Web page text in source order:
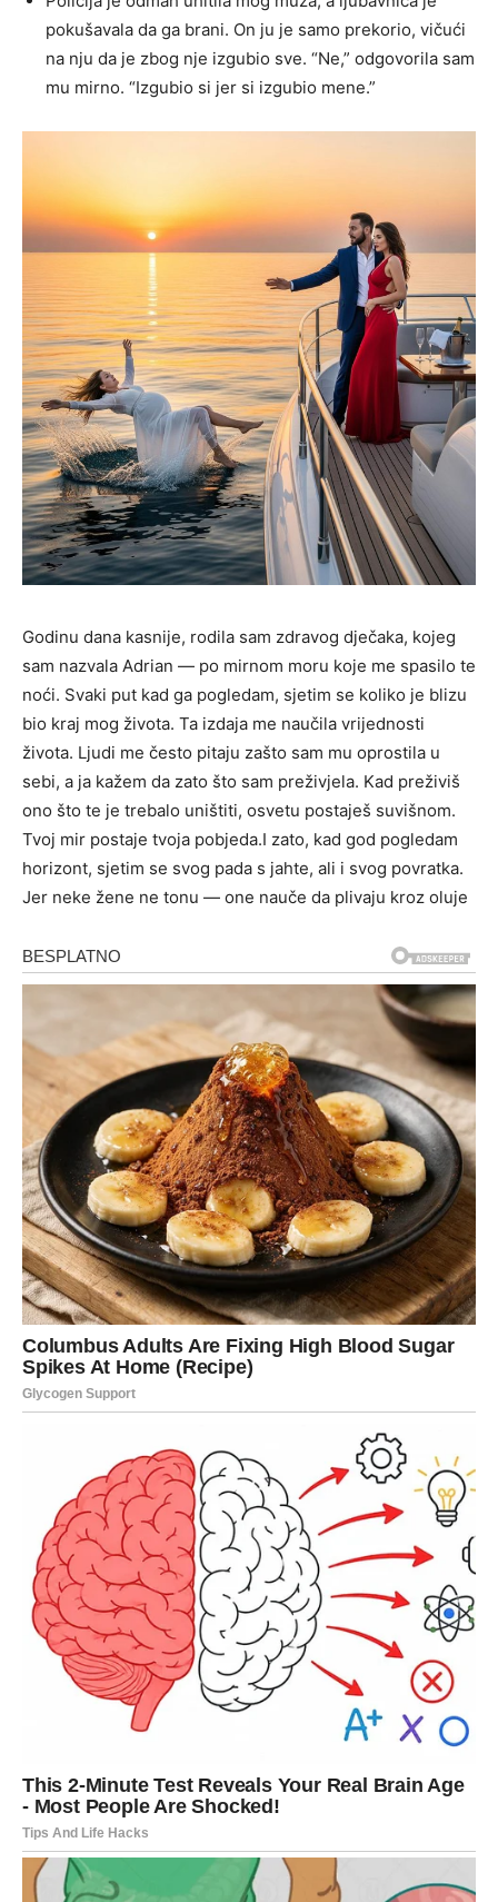
pokušavala da ga brani. On ju je samo prekorio, vičući
na nju da je zbog nje izgubio sve. “Ne,” odgovorila sam
mu mirno. “Izgubio si jer si izgubio mene.”
Godinu dana kasnije, rodila sam zdravog dječaka, kojeg
sam nazvala Adrian — po mirnom moru koje me spasilo te
noći. Svaki put kad ga pogledam, sjetim se koliko je blizu
bio kraj mog života. Ta izdaja me naučila vrijednosti
života. Ljudi me često pitaju zašto sam mu oprostila u
sebi, a ja kažem da zato što sam preživjela. Kad preživiš
ono što te je trebalo uništiti, osvetu postaješ suvišnom.
Tvoj mir postaje tvoja pobjeda.I zato, kad god pogledam
horizont, sjetim se svog pada s jahte, ali i svog povratka.
Jer neke žene ne tonu — one nauče da plivaju kroz oluje